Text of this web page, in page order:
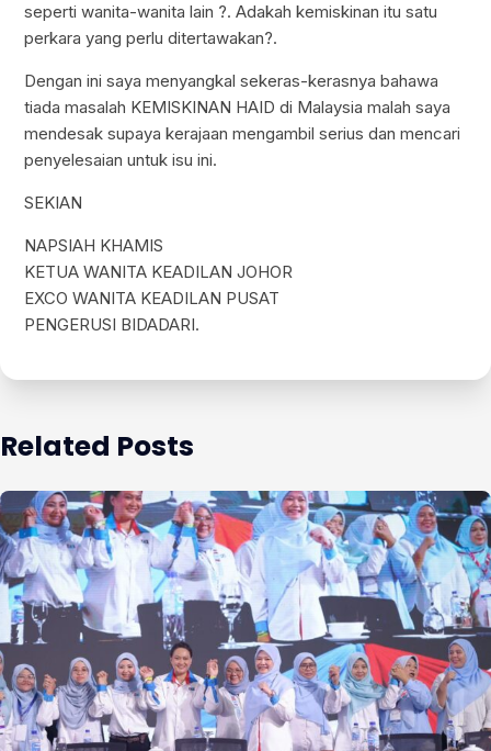
seperti wanita-wanita lain ?. Adakah kemiskinan itu satu
perkara yang perlu ditertawakan?.
Dengan ini saya menyangkal sekeras-kerasnya bahawa
tiada masalah KEMISKINAN HAID di Malaysia malah saya
mendesak supaya kerajaan mengambil serius dan mencari
penyelesaian untuk isu ini.
SEKIAN
NAPSIAH KHAMIS
KETUA WANITA KEADILAN JOHOR
EXCO WANITA KEADILAN PUSAT
PENGERUSI BIDADARI.
Related Posts